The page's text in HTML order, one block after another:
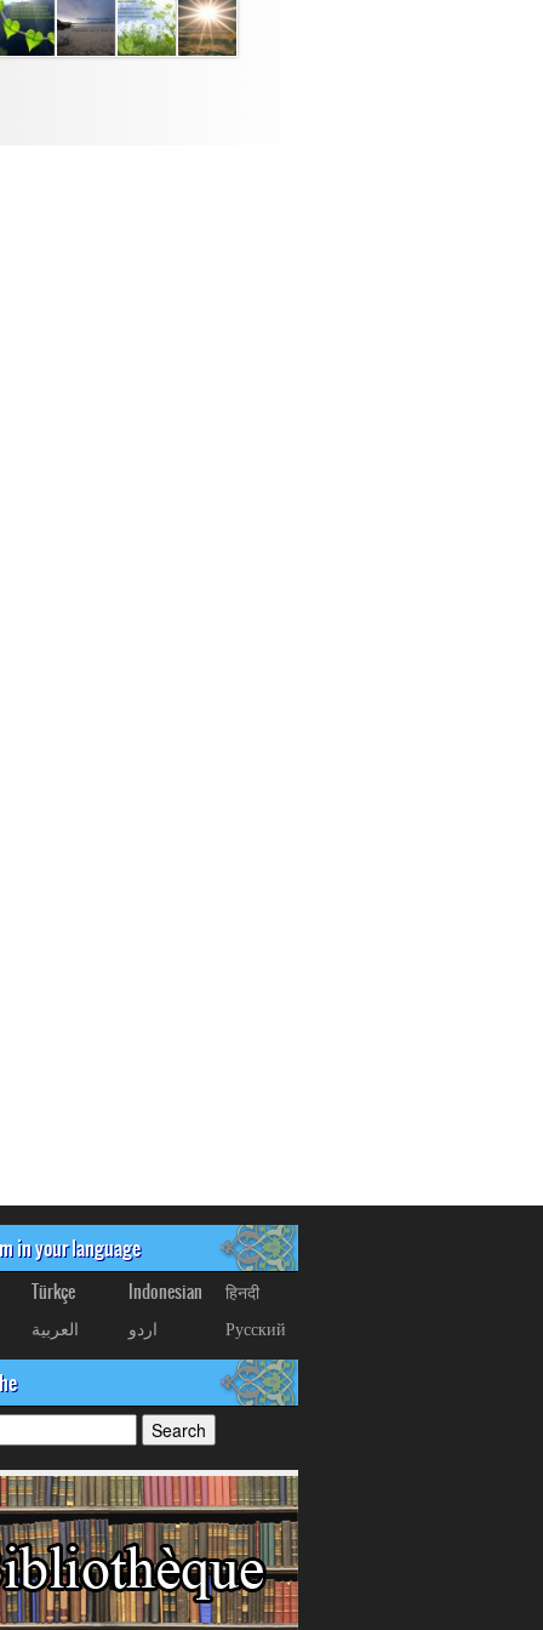
in your language
Türkçe Indonesian
हिनदी
العربیة
اردو Русский